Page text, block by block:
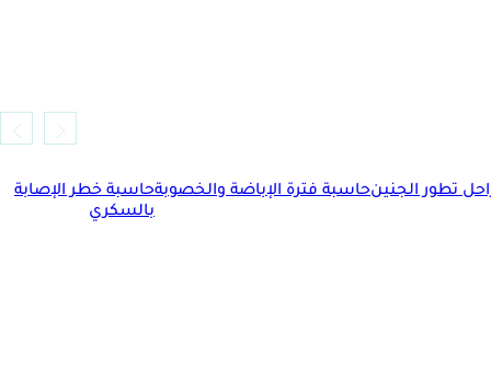
تطور الجنينحاسبة فترة الإباضة والخصوبةحاسبة خطر الإصابة
بالسكري